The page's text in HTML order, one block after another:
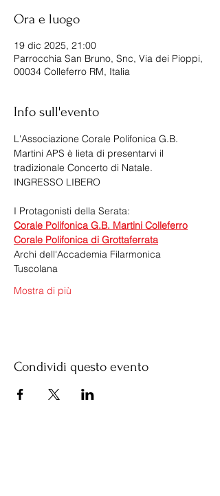
Ora e luogo
19 dic 2025, 21:00
Parrocchia San Bruno, Snc, Via dei Pioppi,
00034 Colleferro RM, Italia
Info sull'evento
​L'Associazione Corale Polifonica G.B.
Martini APS è lieta di presentarvi il
tradizionale Concerto di Natale.
​INGRESSO LIBERO
I Protagonisti della Serata:
Corale Polifonica G.B. Martini Colleferro
Corale Polifonica di Grottaferrata
​Archi dell'Accademia Filarmonica
Tuscolana
Mostra di più
Condividi questo evento